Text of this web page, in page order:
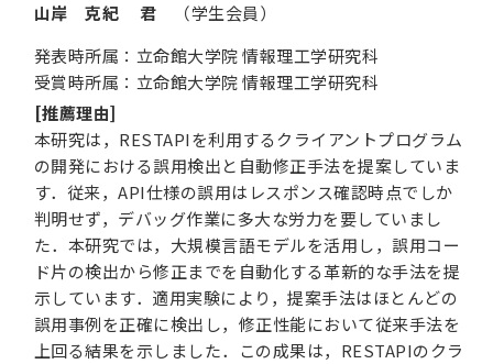
山岸 克紀 君 （学生会員）
発表時所属：立命館大学院 情報理工学研究科
受賞時所属：立命館大学院 情報理工学研究科
[推薦理由]
本研究は，RESTAPIを利用するクライアントプログラム
の開発における誤用検出と自動修正手法を提案していま
す．従来，API仕様の誤用はレスポンス確認時点でしか
判明せず，デバッグ作業に多大な労力を要していまし
た．本研究では，大規模言語モデルを活用し，誤用コー
ド片の検出から修正までを自動化する革新的な手法を提
示しています．適用実験により，提案手法はほとんどの
誤用事例を正確に検出し，修正性能において従来手法を
上回る結果を示しました．この成果は，RESTAPIのクラ